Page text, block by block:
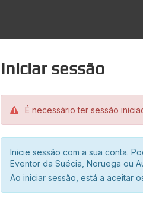
Iniciar sessão
É necessário ter sessão
Inicie sessão com a sua conta.
Eventor da Suécia, Noruega ou
Ao iniciar sessão, está a aceitar